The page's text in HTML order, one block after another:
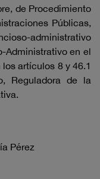
de Procedimiento
Públicas,
administrativo
Administrativo en el
artículos 8 y 46.1
Reguladora de la
Pérez